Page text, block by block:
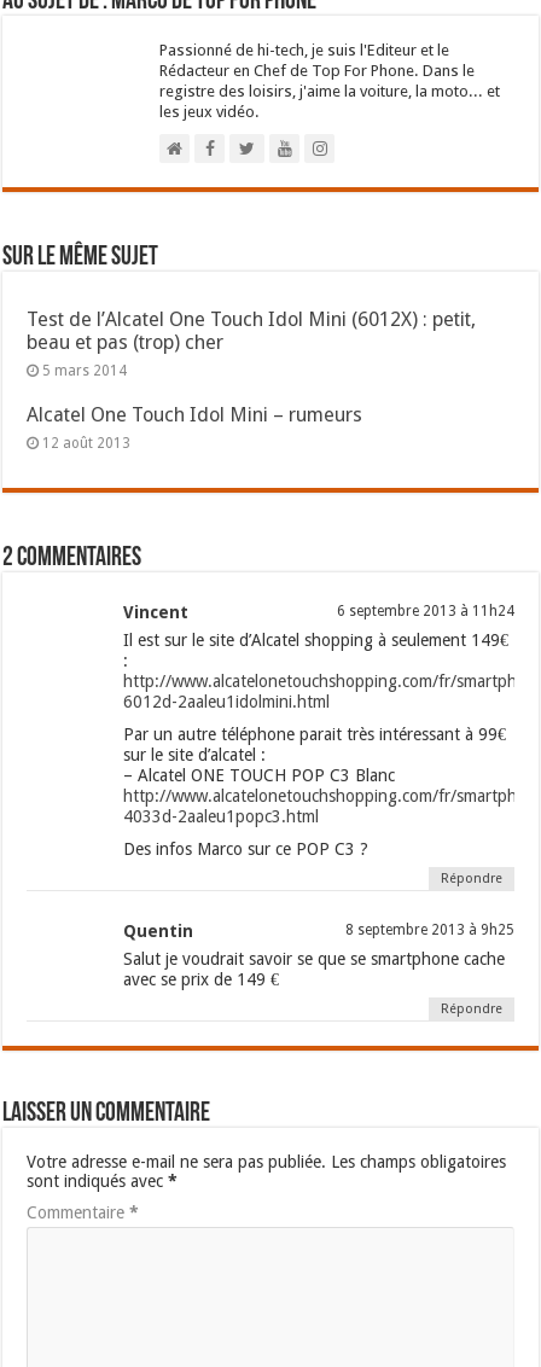
Passionné de hi-tech, je suis l'Editeur et le
Rédacteur en Chef de Top For Phone. Dans le
registre des loisirs, j'aime la voiture, la moto... et
les jeux vidéo.
Sur le même sujet
Test de l’Alcatel One Touch Idol Mini (6012X) : petit,
beau et pas (trop) cher
5 mars 2014
Alcatel One Touch Idol Mini – rumeurs
12 août 2013
2 commentaires
Vincent 6 septembre 2013 à 11h24
Il est sur le site d’Alcatel shopping à seulement 149€
:
http://www.alcatelonetouchshopping.com/fr/
6012d-2aaleu1idolmini.html
Par un autre téléphone parait très intéressant à 99€
sur le site d’alcatel :
– Alcatel ONE TOUCH POP C3 Blanc
http://www.alcatelonetouchshopping.com/fr/
4033d-2aaleu1popc3.html
Des infos Marco sur ce POP C3 ?
Répondre
Quentin 8 septembre 2013 à 9h25
Salut je voudrait savoir se que se smartphone cache
avec se prix de 149 €
Répondre
Laisser un commentaire
Votre adresse e-mail ne sera pas publiée. Les champs obligatoires
sont indiqués avec*
Commentaire*